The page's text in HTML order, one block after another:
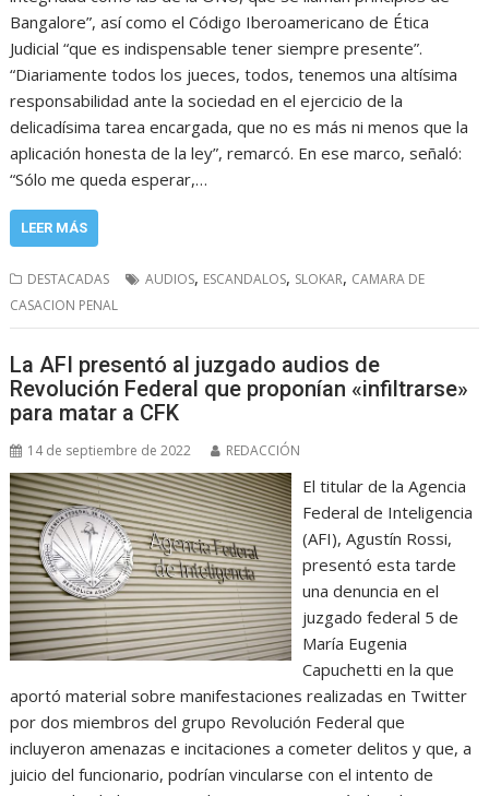
Bangalore”, así como el Código Iberoamericano de Ética
Judicial “que es indispensable tener siempre presente”.
“Diariamente todos los jueces, todos, tenemos una altísima
responsabilidad ante la sociedad en el ejercicio de la
delicadísima tarea encargada, que no es más ni menos que la
aplicación honesta de la ley”, remarcó. En ese marco, señaló:
“Sólo me queda esperar,…
LEER MÁS
DESTACADAS AUDIOS, ESCANDALOS, SLOKAR, CAMARA DE
CASACION PENAL
La AFI presentó al juzgado audios de
Revolución Federal que proponían «infiltrarse»
para matar a CFK
14 de septiembre de 2022 REDACCIÓN
El titular de la Agencia
Federal de Inteligencia
(AFI), Agustín Rossi,
presentó esta tarde
una denuncia en el
juzgado federal 5 de
María Eugenia
Capuchetti en la que
aportó material sobre manifestaciones realizadas en Twitter
por dos miembros del grupo Revolución Federal que
incluyeron amenazas e incitaciones a cometer delitos y que, a
juicio del funcionario, podrían vincularse con el intento de